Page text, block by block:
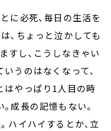
に必死､毎日の生活を
､ちょっと泣かしても
すし､こうしなきゃい
うのはなくなって､
はやっぱり1人目の時
成長の記憶もない。
ハイハイするとか､立